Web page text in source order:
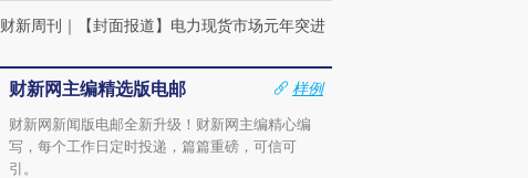
财新周刊 ｜ 【封面报道】电力现货市场元年突进
财新网主编精选版电邮
样例
财新网新闻版电邮全新升级！财新网主编精心编
写，每个工作日定时投递，篇篇重磅，可信可
引。